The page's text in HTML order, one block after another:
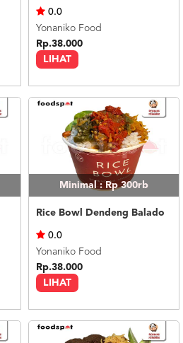
LIHAT
0.0
Yonaniko Food
Rp.38.000
Minimal : Rp 300rb
Rice Bowl Dendeng Balado
LIHAT
0.0
Yonaniko Food
Rp.38.000